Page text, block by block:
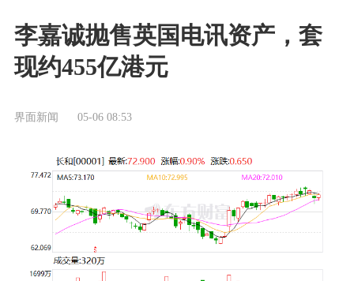
李嘉诚抛售英国电讯资产，套
现约455亿港元
界面新闻 05-06 08:53